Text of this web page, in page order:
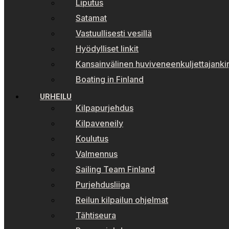
Liputus
Satamat
Vastuullisesti vesillä
Hyödylliset linkit
Kansainvälinen
Boating in Finland
URHEILU
Kilpapurjehdus
Kilpaveneily
Koulutus
Valmennus
Sailing Team Finland
Purjehdusliiga
Reilun kilpailun ohjelmat
Tähtiseura